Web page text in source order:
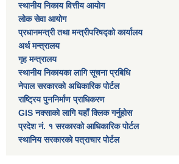
स्थानीय निकाय वित्तीय आयोग
लोक सेवा आयोग
प्रधानमन्त्री तथा मन्त्रीपरिषद्को कार्यालय
अर्थ मन्त्रालय
गृह मन्त्रालय
स्थानीय निकायका लागि सूचना प्रबिधि
नेपाल सरकारको अधिकारिक पोर्टल
राष्ट्रिय पुननिर्माण प्राधिकरण
GIS नक्साको लागि यहाँ क्लिक गर्नुहोस
प्रदेश नं. १ सरकारको आधिकारिक पोर्टल
स्थानिय सरकारको पत्राचार पोर्टल